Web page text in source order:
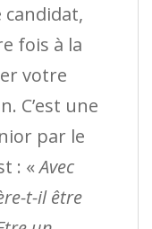
fois à la
votre
C’est une
par le
: «Avec
t-il être